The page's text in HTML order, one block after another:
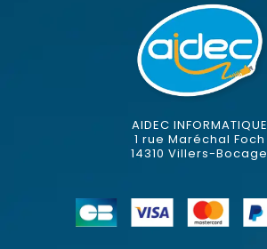
AIDEC INFORMATIQUE
1 rue Maréchal Foch
14310 Villers-Bocage